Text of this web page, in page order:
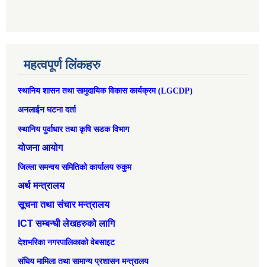
महत्वपूर्ण लिंकहरु
स्थानिय शासन तथा सामुदायिक विकास कार्यक्रम (LGCDP)
अनलाईन घटना दर्ता
स्थानिय पुर्वाधार तथा कृषि सडक विभाग
योजना आयोग
जिल्ला समन्वय समितिको कार्यालय रुकुम
अर्थ मन्त्रालय
सूचना तथा संचार मन्त्रालय
ICT सम्बन्धी लेखहरुको लागि
देशभरिका नगरपालिकाको वेबसाइट
संघिय मामिला तथा सामान्‍य प्रशासन मन्त्रालय